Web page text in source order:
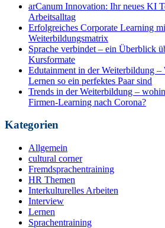
arCanum Innovation: Ihr neues KI
Arbeitsalltag
Erfolgreiches Corporate Learning
Weiterbildungsmatrix
Sprache verbindet – ein Überblick
Kursformate
Edutainment in der Weiterbildung –
Lernen so ein perfektes Paar sind
Trends in der Weiterbildung –
Firmen-Learning nach Corona?
Kategorien
Allgemein
cultural corner
Fremdsprachentraining
HR Themen
Interkulturelles Arbeiten
Interview
Lernen
Sprachentraining